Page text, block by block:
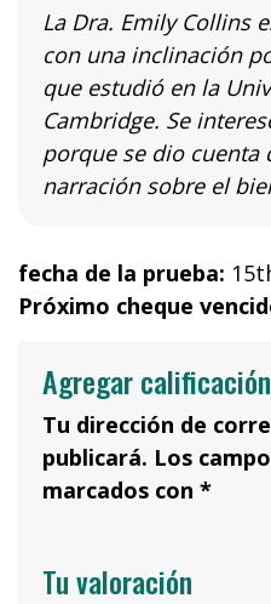
La Dra. Emily Collins
con una inclinación
que estudió en la
Cambridge. Se
porque se dio cuenta
narración sobre el
fecha de la prueba:
Próximo cheque
Agregar calificación
Tu dirección de
publicará. Los
marcados con *
Tu valoración